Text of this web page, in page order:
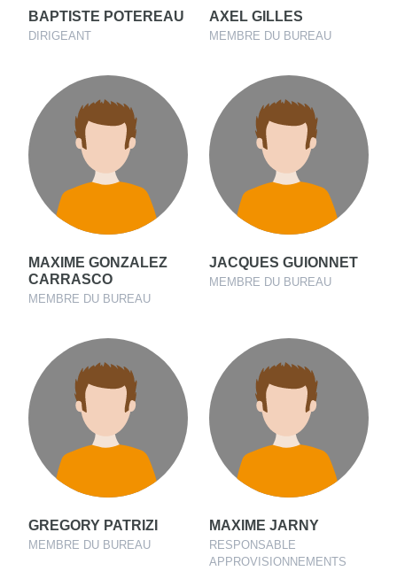
BAPTISTE POTEREAU
DIRIGEANT
AXEL GILLES
MEMBRE DU BUREAU
MAXIME GONZALEZ
CARRASCO
MEMBRE DU BUREAU
JACQUES GUIONNET
MEMBRE DU BUREAU
GREGORY PATRIZI
MEMBRE DU BUREAU
MAXIME JARNY
RESPONSABLE
APPROVISIONNEMENTS